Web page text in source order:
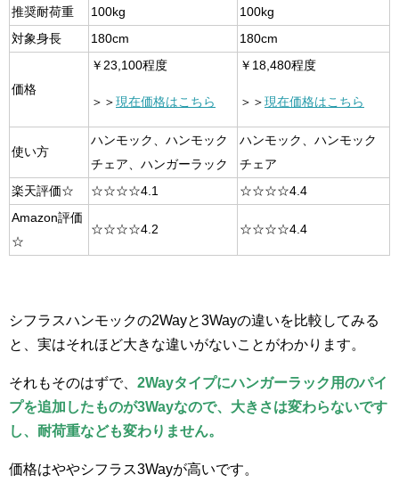
推奨耐荷重
100kg
100kg
対象身長
180cm 180cm
価格
￥23,100程度
＞＞ 現在価格はこちら
￥18,480程度
＞＞ 現在価格はこちら
使い方
ハンモック、ハンモック
チェア、ハンガーラック
ハンモック、ハンモック
チェア
楽天評価☆
☆☆☆☆4.1
☆☆☆☆4.4
Amazon評価
☆
☆☆☆☆4.2 ☆☆☆☆4.4
シフラスハンモックの2Wayと3Wayの違いを比較してみる
と、実はそれほど大きな違いがないことがわかります。
それもそのはずで、 2Wayタイプにハンガーラック用のパイ
プを追加したものが3Wayなので、大きさは変わらないです
し、耐荷重なども変わりません。
価格はややシフラス3Wayが高いです。